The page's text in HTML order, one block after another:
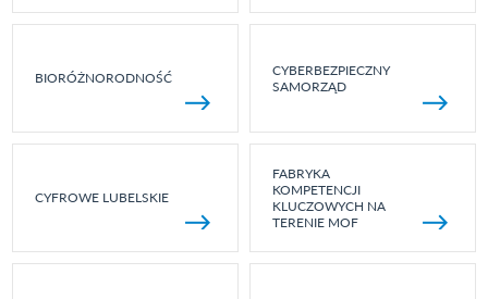
BIORÓŻNORODNOŚĆ
CYBERBEZPIECZNY
SAMORZĄD
CYFROWE LUBELSKIE
FABRYKA
KOMPETENCJI
KLUCZOWYCH NA
TERENIE MOF